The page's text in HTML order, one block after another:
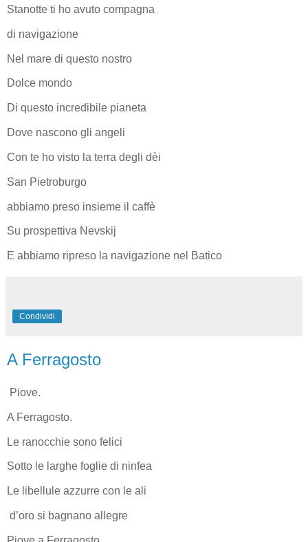
Stanotte ti ho avuto compagna
di navigazione
Nel mare di questo nostro
Dolce mondo
Di questo incredibile pianeta
Dove nascono gli angeli
Con te ho visto la terra degli dèi
San Pietroburgo
abbiamo preso insieme il caffè
Su prospettiva Nevskij
E abbiamo ripreso la navigazione nel Batico
Condividi
A Ferragosto
Piove.
A Ferragosto.
Le ranocchie sono felici
Sotto le larghe foglie di ninfea
Le libellule azzurre con le ali
d’oro si bagnano allegre